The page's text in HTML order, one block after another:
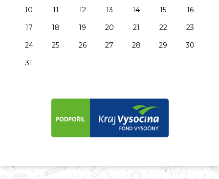
10
11 12 13 14 15
16
17
18 19 20 21 22
23
24
25 26 27 28 29
30
31